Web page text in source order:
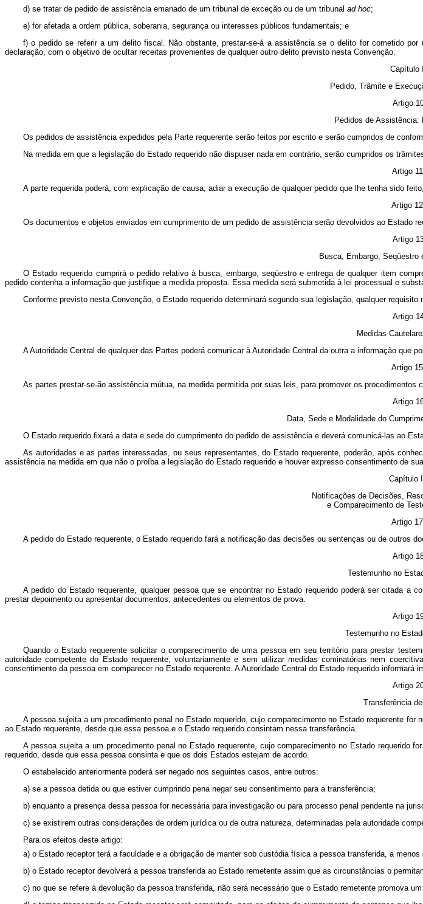
d) se tratar de pedido de assistência emanado de um tribunal de exceção ou de um tribunal ad hoc;
e) for afetada a ordem pública, soberania, segurança ou interesses públicos fundamentais; e
f) o pedido se referir a um delito fiscal. Não obstante, prestar-se-á a assistência se o delito for cometido
declaração, com o objetivo de ocultar receitas provenientes de qualquer outro delito previsto nesta Convenção.
Capítulo
Pedido, Trâmite e
Artigo
Pedidos de Assistência:
Os pedidos de assistência expedidos pela Parte requerente serão feitos por escrito e serão cumpridos de
Na medida em que a legislação do Estado requerido não dispuser nada em contrário, serão cumpridos os
Artigo 11
A parte requerida poderá, com explicação de causa, adiar a execução de qualquer pedido que lhe tenha sido
Artigo 12
Os documentos e objetos enviados em cumprimento de um pedido de assistência serão devolvidos ao Estado
Artigo
Busca, Embargo, Seqüestro
O Estado requerido cumprirá o pedido relativo à busca, embargo, seqüestro e entrega de qualquer item
pedido contenha a informação que justifique a medida proposta. Essa medida será submetida à lei processual e
Conforme previsto nesta Convenção, o Estado requerido determinará segundo sua legislação, qualquer
Artigo
Medidas
A Autoridade Central de qualquer das Partes poderá comunicar à Autoridade Central da outra a informação
Artigo 15
As partes prestar-se-ão assistência mútua, na medida permitida por suas leis, para promover os
Artigo
Data, Sede e Modalidade do
O Estado requerido fixará a data e sede do cumprimento do pedido de assistência e deverá comunicá-las ao
As autoridades e as partes interessadas, ou seus representantes, do Estado requerente, poderão, após
assistência na medida em que não o proíba a legislação do Estado requerido e houver expresso consentimento de
Capítulo
Notificações de Decisões,
e Comparecimento de
Artigo 17
A pedido do Estado requerente, o Estado requerido fará a notificação das decisões ou sentenças ou de outros
Artigo
Testemunho no
A pedido do Estado requerente, qualquer pessoa que se encontrar no Estado requerido poderá ser citada a
prestar depoimento ou apresentar documentos, antecedentes ou elementos de prova.
Artigo
Testemunho no
Quando o Estado requerente solicitar o comparecimento de uma pessoa em seu território para prestar
autoridade competente do Estado requerente, voluntariamente e sem utilizar medidas cominatórias nem
consentimento da pessoa em comparecer no Estado requerente. A Autoridade Central do Estado requerido informará
Artigo
Transferência
A pessoa sujeita a um procedimento penal no Estado requerido, cujo comparecimento no Estado requerente
ao Estado requerente, desde que essa pessoa e o Estado requerido consintam nessa transferência.
A pessoa sujeita a um procedimento penal no Estado requerente, cujo comparecimento no Estado requerido
requerido, desde que essa pessoa consinta e que os dois Estados estejam de acordo.
O estabelecido anteriormente poderá ser negado nos seguintes casos, entre outros:
a) se a pessoa detida ou que estiver cumprindo pena negar seu consentimento para a transferência;
b) enquanto a presença dessa pessoa for necessária para investigação ou para processo penal pendente na
c) se existirem outras considerações de ordem jurídica ou de outra natureza, determinadas pela autoridade
Para os efeitos deste artigo:
a) o Estado receptor terá a faculdade e a obrigação de manter sob custódia física a pessoa transferida, a
b) o Estado receptor devolverá a pessoa transferida ao Estado remetente assim que as circunstâncias o
c) no que se refere à devolução da pessoa transferida, não será necessário que o Estado remetente promova